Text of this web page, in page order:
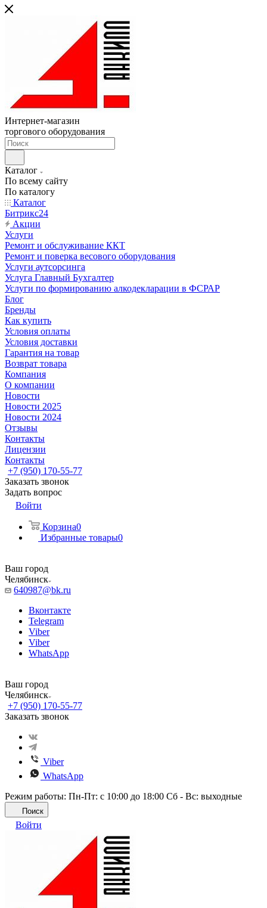
Интернет-магазин
торгового оборудования
Каталог
По всему сайту
По каталогу
Каталог
Битрикс24
Акции
Услуги
Ремонт и обслуживание ККТ
Ремонт и поверка весового оборудования
Услуги аутсорсинга
Услуга Главный Бухгалтер
Услуги по формированию алкодекларации в ФСРАР
Блог
Бренды
Как купить
Условия оплаты
Условия доставки
Гарантия на товар
Возврат товара
Компания
О компании
Новости
Новости 2025
Новости 2024
Отзывы
Контакты
Лицензии
Контакты
+7 (950) 170-55-77
Заказать звонок
Задать вопрос
Войти
Корзина0
Избранные товары0
Ваш город
Челябинск
640987@bk.ru
Вконтакте
Telegram
Viber
Viber
WhatsApp
Ваш город
Челябинск
+7 (950) 170-55-77
Заказать звонок
Viber
WhatsApp
Режим работы: Пн-Пт: с 10:00 до 18:00 Сб - Вс: выходные
Поиск
Войти